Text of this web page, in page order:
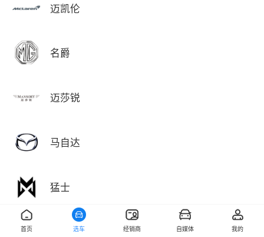
迈凯伦
名爵
迈莎锐
马自达
猛士
首页 选车 经销商 自媒体 我的